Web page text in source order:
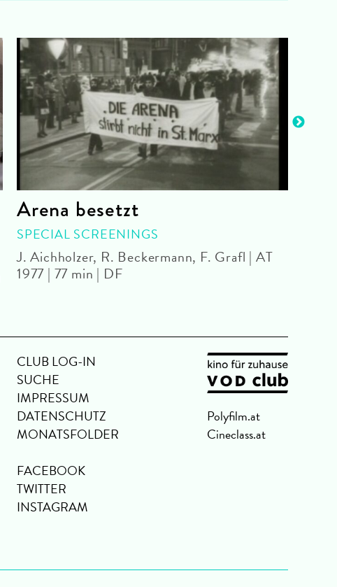
Arena besetzt
SPECIAL SCREENINGS
J. Aichholzer, R. Beckermann, F. Grafl | AT
1977 | 77 min | DF
CLUB LOG-IN
SUCHE
IMPRESSUM
DATENSCHUTZ
MONATSFOLDER
FACEBOOK
TWITTER
INSTAGRAM
Polyfilm.at
Cineclass.at